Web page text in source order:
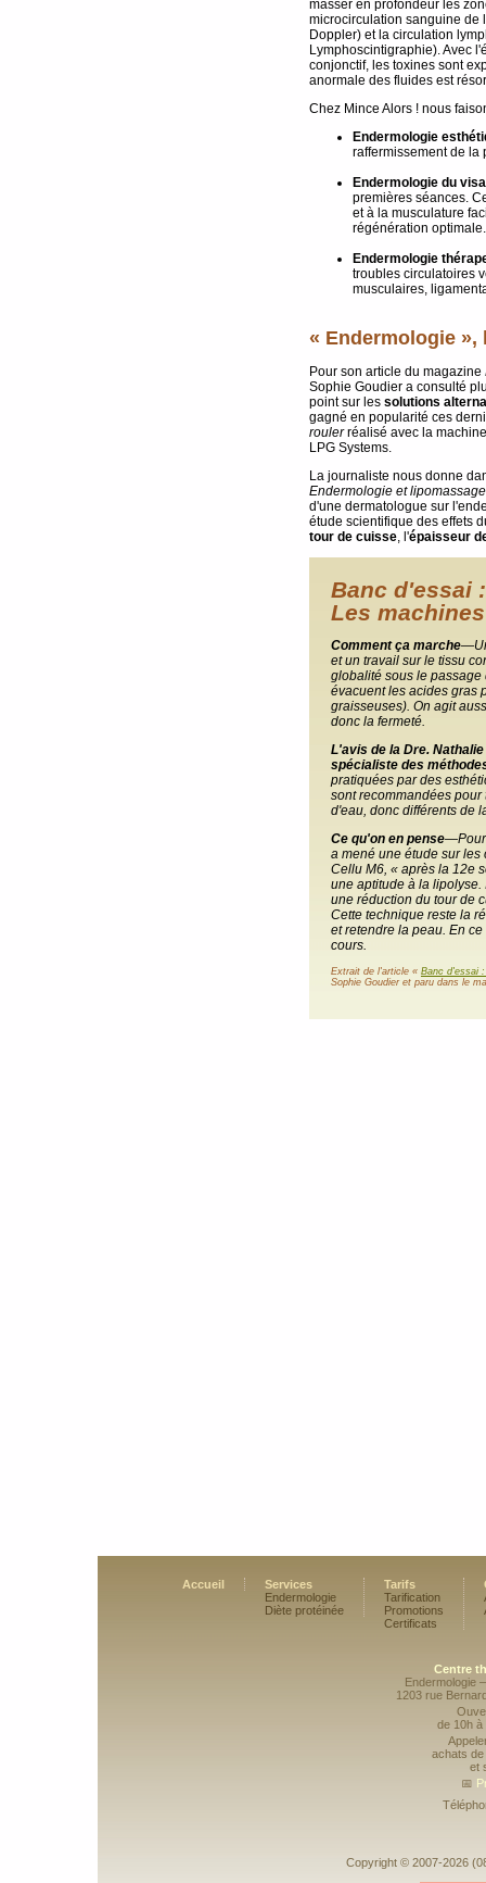
masser en profondeur les
microcirculation sanguine de
Doppler) et la circulation
Lymphoscintigraphie). Avec
conjonctif, les toxines sont
anormale des fluides est
Chez Mince Alors ! nous
Endermologie
raffermissement de la
Endermologie du
premières séances.
et à la musculature
régénération optimale.
Endermologie
troubles circulatoires
musculaires,
« Endermologie »,
Pour son article du magazine
Sophie Goudier a consulté
point sur les solutions
gagné en popularité ces
roulerréalisé avec la
LPG Systems.
La journaliste nous donne
Endermologie et
d'une dermatologue sur
étude scientifique des effets
tour de cuisse , l'épaisseur
Banc d'essai :
Les
Comment ça marche
et un travail sur le tissu
globalité sous le
évacuent les acides gras
graisseuses). On agit
donc la fermeté.
L'avis de la Dre.
spécialiste des
pratiquées par des
sont recommandées
d'eau, donc différents de
Ce qu'on en pense—Pour
a mené une étude sur les
Cellu M6, « après la 12e
une aptitude à la lipolyse.
une réduction du tour de
Cette technique reste la
et retendre la peau. En
cours.
Extrait de l'article « Banc d'essai
Sophie Goudier et paru dans le
Accueil
Services
Endermologie
Diète protéinée
Tarifs
Tarification
Promotions
Certificats
Centre
Endermologie
1203 rue
de 10h à
achats de
et
📅
Copyright © 2007-2026